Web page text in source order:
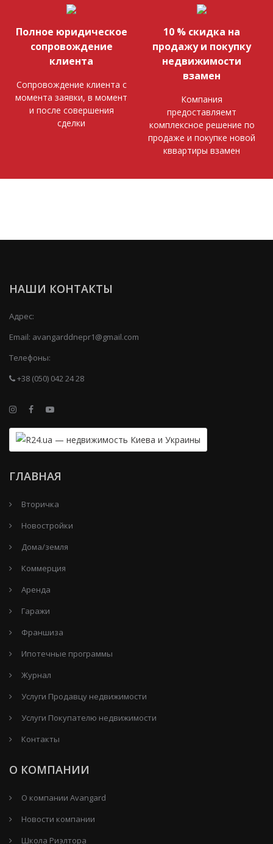
Полное юридическое
сопровождение
клиента
Сопровождение клиента с
момента заявки, в момент
и после совершения
сделки
10 % скидка на
продажу и покупку
недвижимости
взамен
Компания
предоставляемт
комплексное решение по
продаже и покупке новой
кввартиры взамен
НАШИ КОНТАКТЫ
Адрес:
Email: avangarddnepr1@gmail.com
Телефоны:
+38 (050) 042 24 28
ГЛАВНАЯ
Вторичка
Новостройки
Дома/земля
Коммерция
Аренда
Гаражи
Франшиза
Ипотечные программы
Журнал
Услуги Продавцу недвижимости
Услуги Покупателю недвижимости
Контакты
О КОМПАНИИ
О компании Avangard
Новости компании
Школа Риэлтора